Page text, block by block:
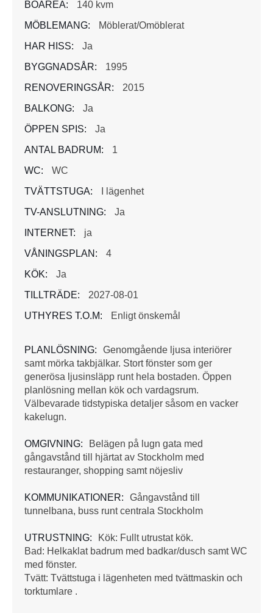
BOAREA:
140 kvm
MÖBLEMANG:
Möblerat/Omöblerat
HAR HISS:
Ja
BYGGNADSÅR:
1995
RENOVERINGSÅR:
2015
BALKONG:
Ja
ÖPPEN SPIS:
Ja
ANTAL BADRUM:
1
WC:
WC
TVÄTTSTUGA:
I lägenhet
TV-ANSLUTNING:
Ja
INTERNET:
ja
VÅNINGSPLAN:
4
KÖK:
Ja
TILLTRÄDE:
2027-08-01
UTHYRES T.O.M:
Enligt önskemål
PLANLÖSNING:
Genomgående ljusa interiörer
samt mörka takbjälkar. Stort fönster som ger
generösa ljusinsläpp runt hela bostaden. Öppen
planlösning mellan kök och vardagsrum.
Välbevarade tidstypiska detaljer såsom en vacker
kakelugn.
OMGIVNING:
Belägen på lugn gata med
gångavstånd till hjärtat av Stockholm med
restauranger, shopping samt nöjesliv
KOMMUNIKATIONER:
Gångavstånd till
tunnelbana, buss runt centrala Stockholm
UTRUSTNING:
Kök: Fullt utrustat kök.
Bad: Helkaklat badrum med badkar/dusch samt WC
med fönster.
Tvätt: Tvättstuga i lägenheten med tvättmaskin och
torktumlare .